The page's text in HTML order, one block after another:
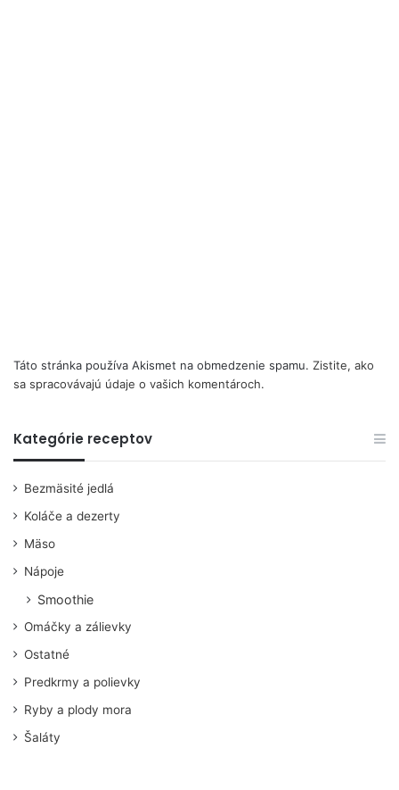
Táto stránka používa Akismet na obmedzenie spamu. Zistite, ako
sa spracovávajú údaje o vašich komentároch.
Kategórie receptov
Bezmäsité jedlá
Koláče a dezerty
Mäso
Nápoje
Smoothie
Omáčky a zálievky
Ostatné
Predkrmy a polievky
Ryby a plody mora
Šaláty